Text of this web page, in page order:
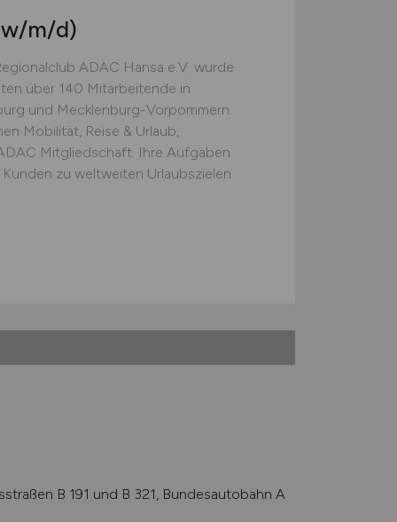
m/d)
ADAC Hansa e.V. wurde
über 140 Mitarbeitende in
und Mecklenburg-Vorpommern.
Mobilität, Reise & Urlaub,
Mitgliedschaft. Ihre Aufgaben
zu weltweiten Urlaubszielen
B 191 und B 321, Bundesautobahn A